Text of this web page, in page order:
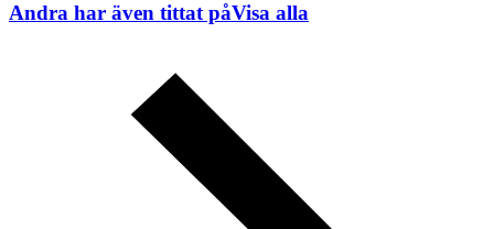
Andra har även tittat påVisa alla